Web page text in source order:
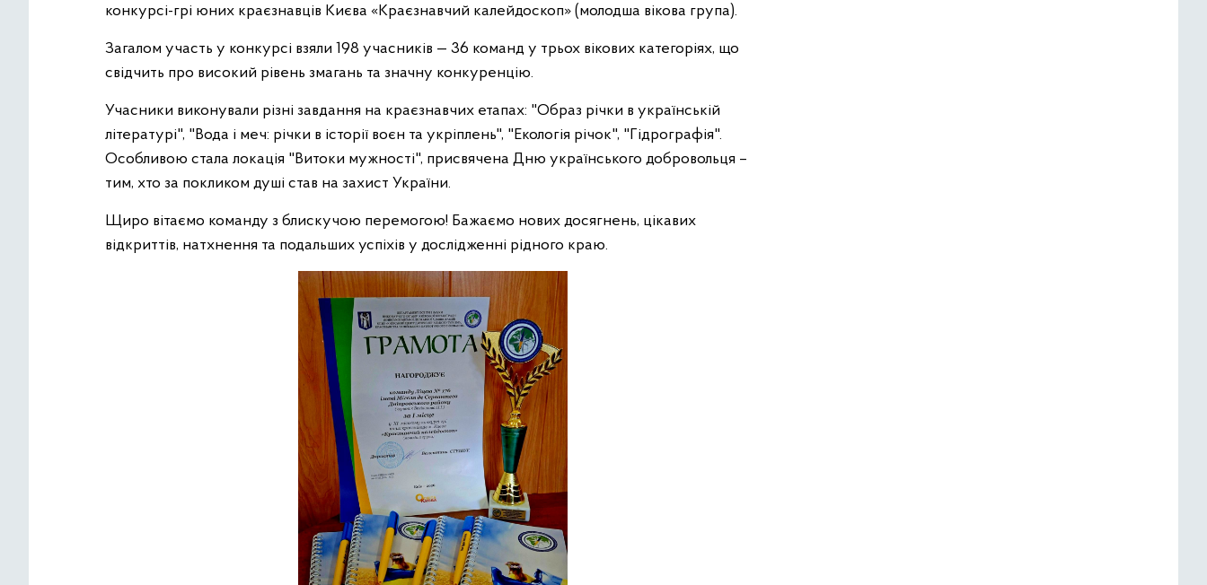
конкурсі-грі юних краєзнавців Києва «Краєзнавчий калейдоскоп» (молодша вікова група).
Загалом участь у конкурсі взяли 198 учасників — 36 команд у трьох вікових категоріях, що
свідчить про високий рівень змагань та значну конкуренцію.
Учасники виконували різні завдання на краєзнавчих етапах: "Образ річки в українській
літературі", "Вода і меч: річки в історії воєн та укріплень", "Екологія річок", "Гідрографія".
Особливою стала локація "Витоки мужності", присвячена Дню українського добровольця –
тим, хто за покликом душі став на захист України.
Щиро вітаємо команду з блискучою перемогою! Бажаємо нових досягнень, цікавих
відкриттів, натхнення та подальших успіхів у дослідженні рідного краю.